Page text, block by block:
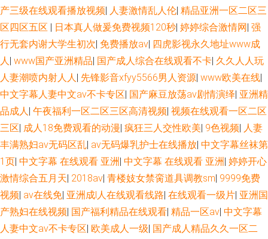
产三级在线观看播放视频| 人妻激情乱人伦| 精品亚洲一区二区三
区四区五区 | 日本真人做爰免费视频120秒| 婷婷综合激情网| 强
行无套内谢大学生初次| 免费播放av| 四虎影视永久地址www成
人| www国产亚洲精品| 国产成人综合在线观看不卡| 久久人人玩
人妻潮喷内射人人| 先锋影音xfyy5566男人资源| www欧美在线|
中文字幕人妻中文av不卡专区| 国产麻豆放荡av剧情演绎| 亚洲精
品成人| 午夜福利一区二区三区高清视频| 视频在线观看一区二区
三区| 成人18免费观看的动漫| 疯狂三人交性欧美| 9色视频| 人妻
丰满熟妇av无码区乱| av无码爆乳护士在线播放| 中文字幕丝袜第
1页| 中文字幕 在线观看 亚洲 | 中文字幕 在线观看 亚洲 | 婷婷开心
激情综合五月天| 2018av| 青楼妓女禁脔道具调教sm| 9999免费
视频| av在线免| 亚洲成l人在线观看线路| 在线观看一级片| 亚洲国
产熟妇在线视频| 国产福利精品在线观看| 精品一区av| 中文字幕
人妻中文av不卡专区| 欧美成人一级| 国产成人精品久久一区二